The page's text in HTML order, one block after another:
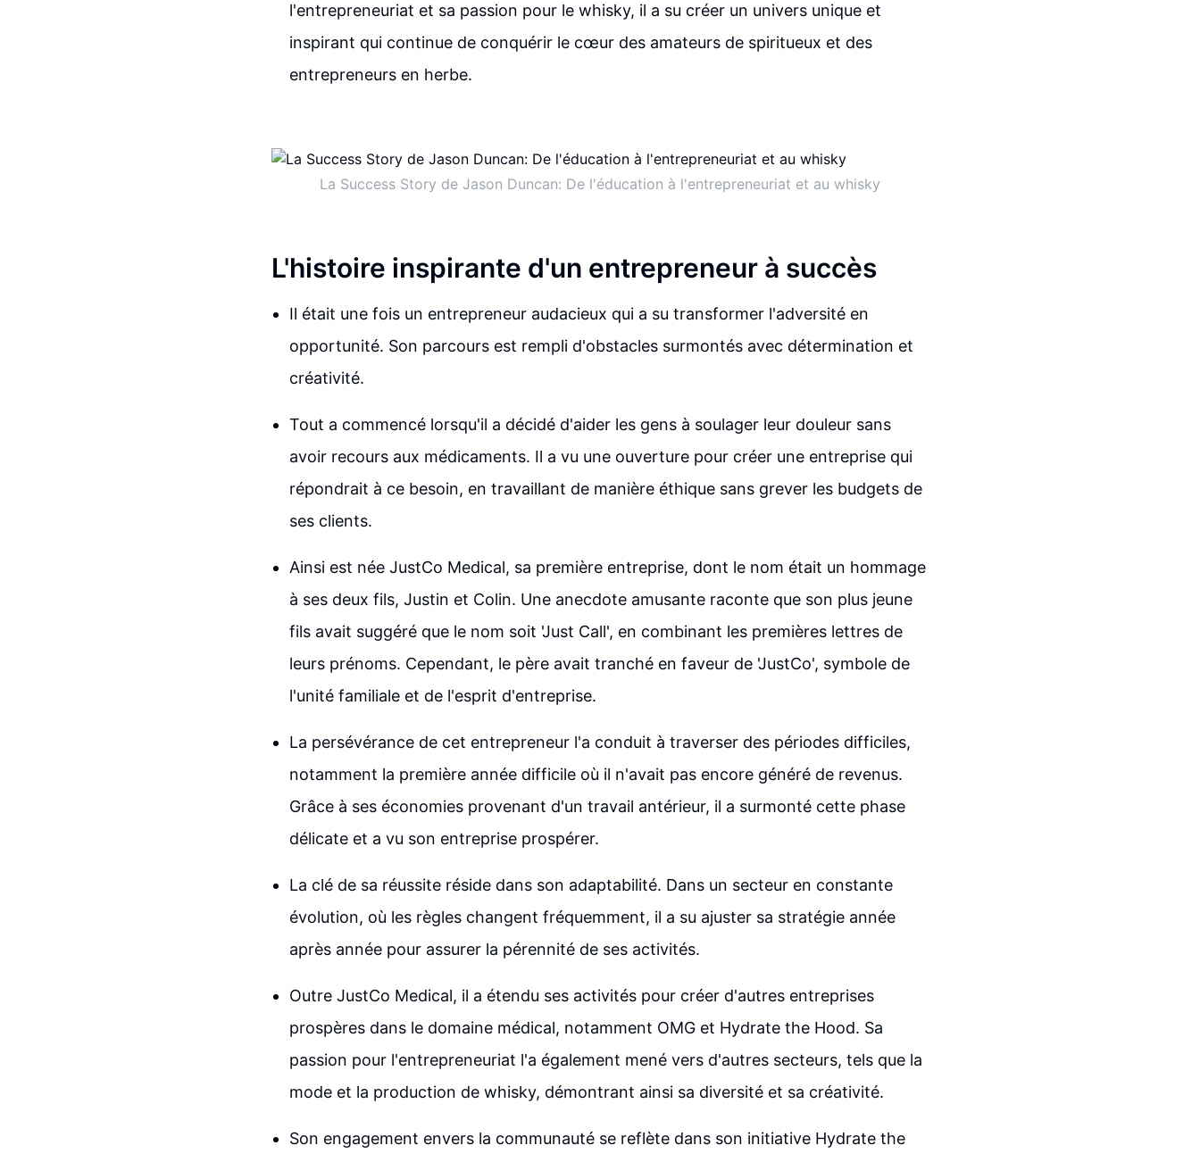
l'entrepreneuriat et sa passion pour le whisky, il a su créer un univers unique et
inspirant qui continue de conquérir le cœur des amateurs de spiritueux et des
entrepreneurs en herbe.
La Success Story de Jason Duncan: De l'éducation à l'entrepreneuriat et au whisky
L'histoire inspirante d'un entrepreneur à succès
Il était une fois un entrepreneur audacieux qui a su transformer l'adversité en
opportunité. Son parcours est rempli d'obstacles surmontés avec détermination et
créativité.
Tout a commencé lorsqu'il a décidé d'aider les gens à soulager leur douleur sans
avoir recours aux médicaments. Il a vu une ouverture pour créer une entreprise qui
répondrait à ce besoin, en travaillant de manière éthique sans grever les budgets de
ses clients.
Ainsi est née JustCo Medical, sa première entreprise, dont le nom était un hommage
à ses deux fils, Justin et Colin. Une anecdote amusante raconte que son plus jeune
fils avait suggéré que le nom soit 'Just Call', en combinant les premières lettres de
leurs prénoms. Cependant, le père avait tranché en faveur de 'JustCo', symbole de
l'unité familiale et de l'esprit d'entreprise.
La persévérance de cet entrepreneur l'a conduit à traverser des périodes difficiles,
notamment la première année difficile où il n'avait pas encore généré de revenus.
Grâce à ses économies provenant d'un travail antérieur, il a surmonté cette phase
délicate et a vu son entreprise prospérer.
La clé de sa réussite réside dans son adaptabilité. Dans un secteur en constante
évolution, où les règles changent fréquemment, il a su ajuster sa stratégie année
après année pour assurer la pérennité de ses activités.
Outre JustCo Medical, il a étendu ses activités pour créer d'autres entreprises
prospères dans le domaine médical, notamment OMG et Hydrate the Hood. Sa
passion pour l'entrepreneuriat l'a également mené vers d'autres secteurs, tels que la
mode et la production de whisky, démontrant ainsi sa diversité et sa créativité.
Son engagement envers la communauté se reflète dans son initiative Hydrate the